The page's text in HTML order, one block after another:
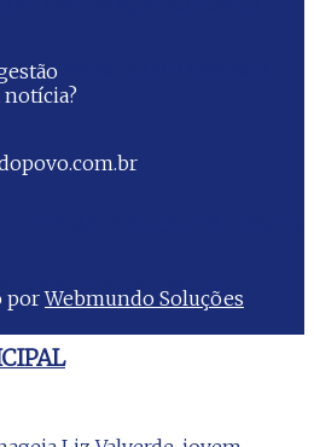
7 NA PRAÇA DO POSTO
HISTÓRICO DO
porWebmundo Soluções